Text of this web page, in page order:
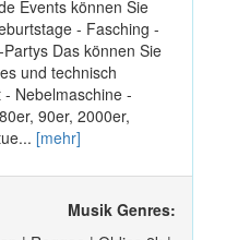
Events können Sie
- Fasching -
Das können Sie
und technisch
Nebelmaschine -
90er, 2000er,
[mehr]
Musik Genres: